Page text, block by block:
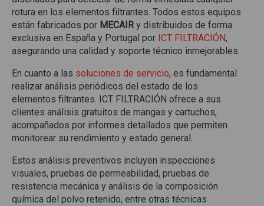
rotura en los elementos filtrantes. Todos estos equipos
están fabricados por MECAIR y distribuidos de forma
exclusiva en España y Portugal por ICT FILTRACIÓN,
asegurando una calidad y soporte técnico inmejorables.
En cuanto a las soluciones de servicio, es fundamental
realizar análisis periódicos del estado de los
elementos filtrantes. ICT FILTRACIÓN ofrece a sus
clientes análisis gratuitos de mangas y cartuchos,
acompañados por informes detallados que permiten
monitorear su rendimiento y estado general.
Estos análisis preventivos incluyen inspecciones
visuales, pruebas de permeabilidad, pruebas de
resistencia mecánica y análisis de la composición
química del polvo retenido, entre otras técnicas